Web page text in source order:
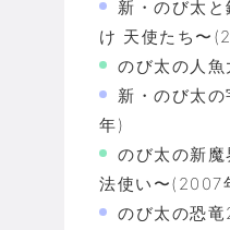
新・のび太
け 天使たち〜
のび太の人
新・のび太
年)
のび太の新
法使い〜(2007
のび太の恐